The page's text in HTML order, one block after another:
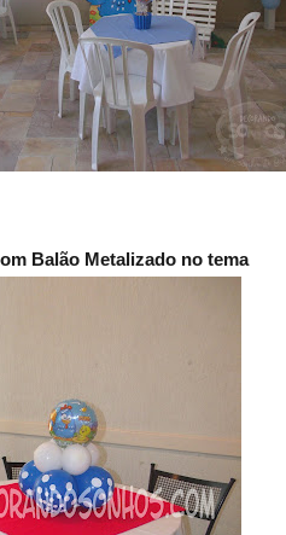
Balão Metalizado no tema